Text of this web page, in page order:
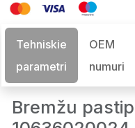
Tehniskie
parametri
OEM
numuri
Bremžu